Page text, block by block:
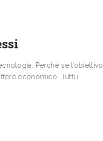
Perché se l’obiettivo
economico. Tutti i